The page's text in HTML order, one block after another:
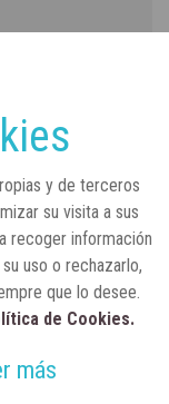
Peso" para
Farmacia: un
y de terceros
su visita a sus
recoger información
uso o rechazarlo,
que lo desee.
de Cookies.
más